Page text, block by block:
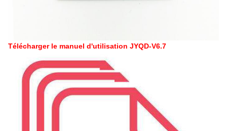
Télécharger le manuel d'utilisation JYQD-V6.7